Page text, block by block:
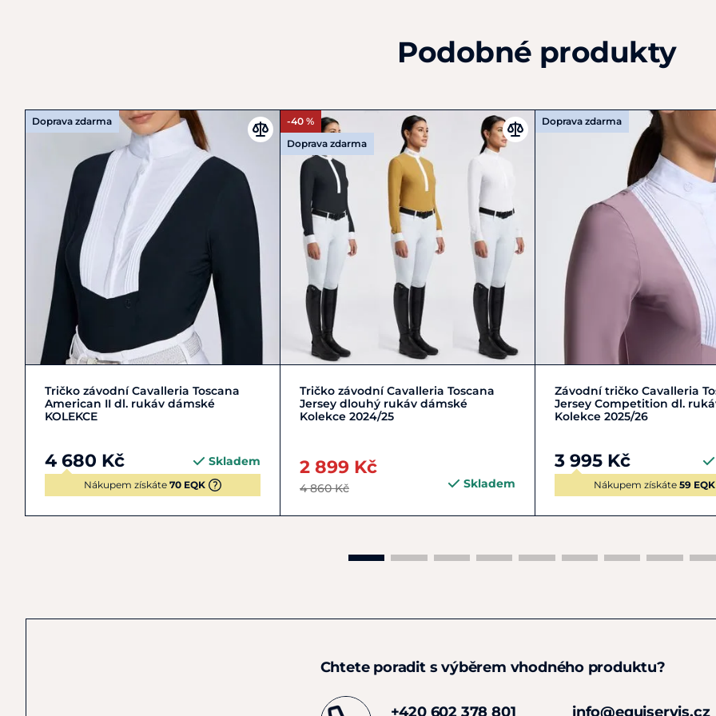
Podobné produkty
Doprava zdarma
M/38 S/36
Tričko závodní Cavalleria Toscana
American II dl. rukáv dámské
KOLEKCE
4 680 Kč Skladem
Nákupem získáte 70 EQK
-40 %
Doprava zdarma
M/38 S/36
Tričko závodní Cavalleria Toscana
Jersey dlouhý rukáv dámské
Kolekce 2024/25
2 899 Kč
4 860 Kč Skladem
Doprava zdarma
10 12
Závodní tričko Cavalleria
Jersey Competition dl.
Kolekce 2025/26
3 995 Kč
Nákupem získáte 59 EQK
Chtete poradit s výběrem vhodného produktu?
+420 602 378 801 info@equiservis.cz